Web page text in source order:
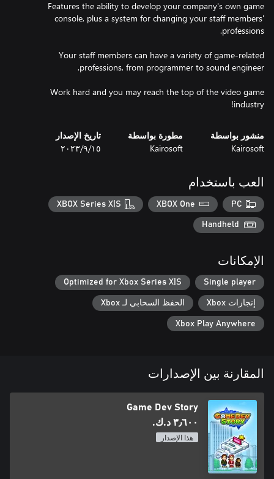
Features the ability to develop your company's own game
console, plus a system for changing your staff members'
Your staff members can have a variety of game-related
Work hard and you may reach the top of the video game
industry!
منشور بواسطة
Kairosoft
مطورة بواسطة
Kairosoft
تاريخ الإصدار
١٥‏/٩‏/٢٠٢٣
العب باستخدام
PC
XBOX One
XBOX Series X|S
Handheld
الإمكانات
Single player
Optimized for Xbox Series X|S
إنجازات Xbox الحفظ السحابي لـ Xbox
Xbox Play Anywhere
المقارنة بين الإصدارات
Game Dev Story
٣٫٦٠٠ د.ك.‏
هذا الإصدار